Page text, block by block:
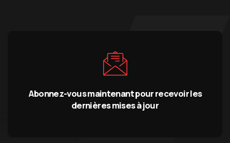
Abonnez-vous maintenant pour recevoir les
dernières mises à jour